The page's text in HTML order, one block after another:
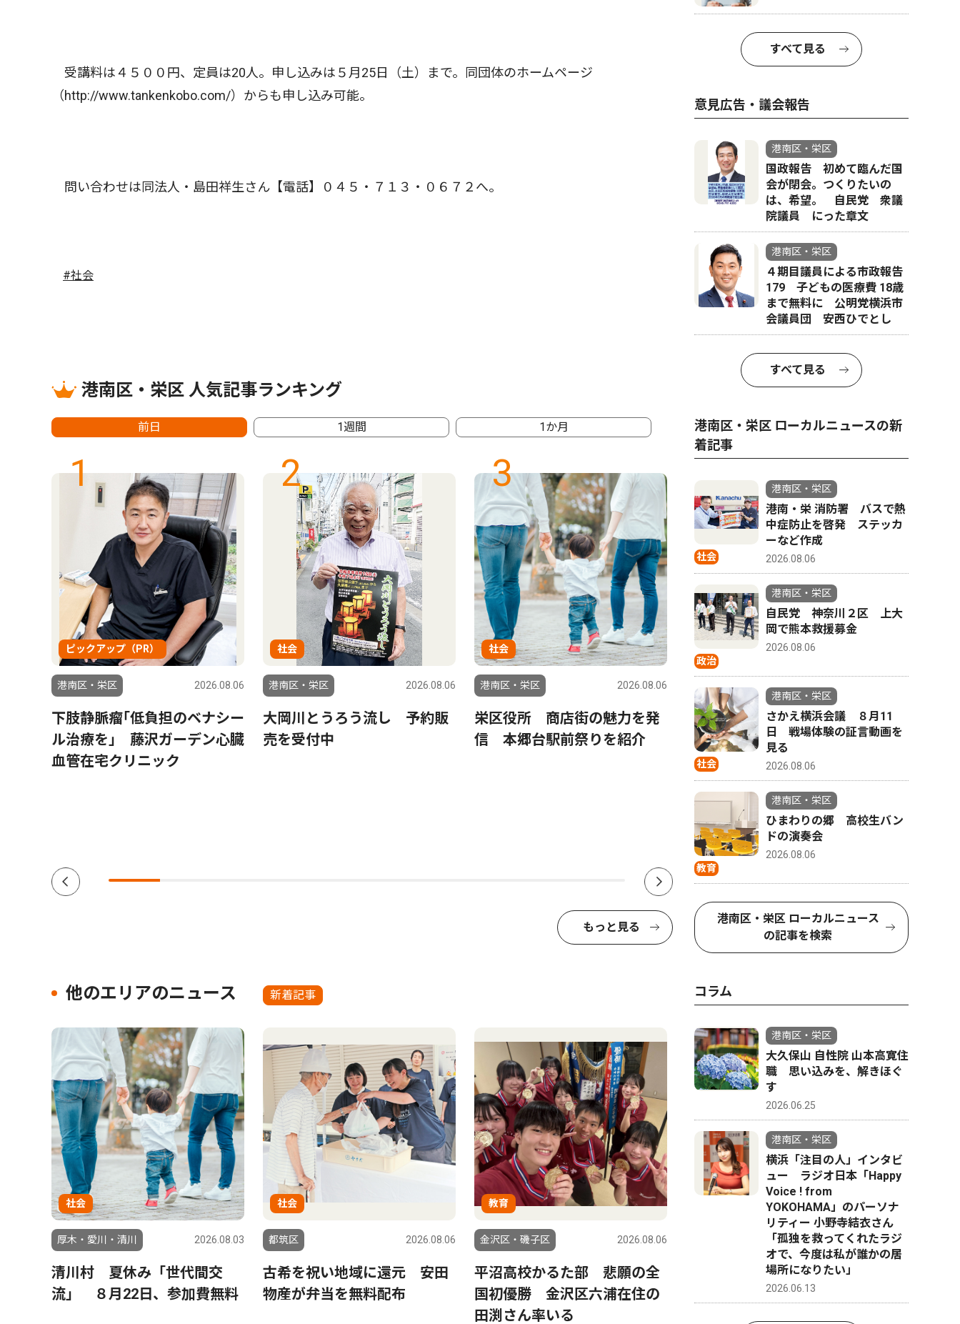
受講料は４５００円、定員は20人。申し込みは５月25日（土）まで。同団体のホームページ
（http://www.tankenkobo.com/）からも申し込み可能。
問い合わせは同法人・島田祥生さん【電話】０４５・７１３・０６７２へ。
#社会
港南区・栄区 人気記事ランキング
前日 1週間 1か月
1
ピックアップ（PR）
港南区・栄区 2026.08.06
下肢静脈瘤｢低負担のベナシー
ル治療を｣ 藤沢ガーデン心臓
血管在宅クリニック
2
社会
港南区・栄区 2026.08.06
大岡川とうろう流し 予約販
売を受付中
3
社会
港南区・栄区 2026.08.06
栄区役所 商店街の魅力を発
信 本郷台駅前祭りを紹介
4
港南区・栄区 2026.08.06
自民党 神奈川２区 上大岡
で熊本救援募金
第三者調
もっと見る
他のエリアのニュース 新着記事
社会
厚木・愛川・清川 2026.08.03
清川村 夏休み「世代間交
流」 ８月22日、参加費無料
社会
都筑区 2026.08.06
古希を祝い地域に還元 安田
物産が弁当を無料配布
教育
金沢区・磯子区 2026.08.06
平沼高校かるた部 悲願の全
国初優勝 金沢区六浦在住の
田渕さん率いる
すべて見る
意見広告・議会報告
港南区・栄区
国政報告 初めて臨んだ国
会が閉会。つくりたいの
は、希望。 自民党 衆議
院議員 にった章文
港南区・栄区
４期目議員による市政報告
179 子どもの医療費 18歳
まで無料に 公明党横浜市
会議員団 安西ひでとし
すべて見る
港南区・栄区 ローカルニュースの新
着記事
社会
港南区・栄区
港南・栄 消防署 バスで熱
中症防止を啓発 ステッカ
ーなど作成
2026.08.06
政治
港南区・栄区
自民党 神奈川２区 上大
岡で熊本救援募金
2026.08.06
社会
港南区・栄区
さかえ横浜会議 ８月11
日 戦場体験の証言動画を
見る
2026.08.06
教育
港南区・栄区
ひまわりの郷 高校生バン
ドの演奏会
2026.08.06
港南区・栄区 ローカルニュース
の記事を検索
コラム
港南区・栄区
大久保山 自性院 山本高寛住
職 思い込みを、解きほぐ
す
2026.06.25
港南区・栄区
横浜「注目の人」インタビ
ュー ラジオ日本「Happy
Voice ! from
YOKOHAMA」のパーソナ
リティー 小野寺結衣さん
「孤独を救ってくれたラジ
オで、今度は私が誰かの居
場所になりたい」
2026.06.13